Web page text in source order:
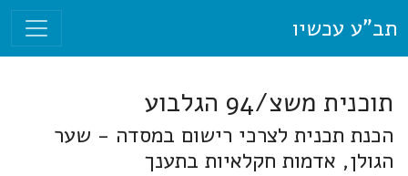
תב"ע עכשיו
תוכנית משצ/94 הגלבוע
הכנת תכנית לצרכי רישום במסדה - שער
הגולן, אדמות חקלאיות בתענך